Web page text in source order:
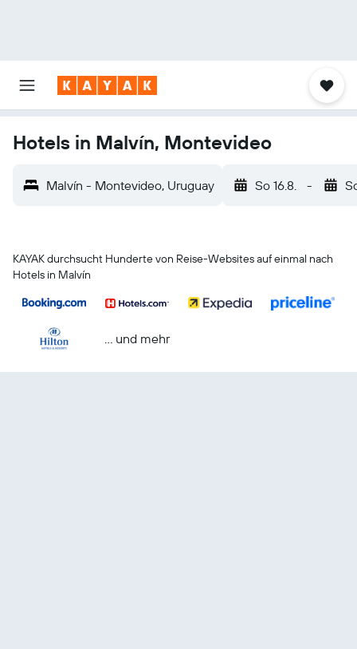
Hotels in Malvín, Montevideo
Malvín - Montevideo, Uruguay So 16.8. -
KAYAK durchsucht Hunderte von Reise-Websites auf einmal nach
Hotels in Malvín
… und mehr